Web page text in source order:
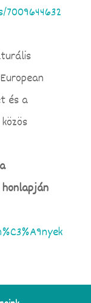
és a